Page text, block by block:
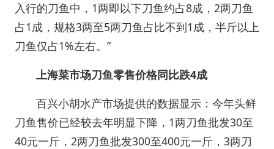
入行的刀鱼中，1两即以下刀鱼约占8成，2两刀鱼
占1成，规格3两至5两刀鱼占比不到1成，半斤以上
刀鱼仅占1%左右。”
上海菜市场刀鱼零售价格同比跌4成
百兴小胡水产市场提供的数据显示：今年头鲜
刀鱼售价已经较去年明显下降，1两刀鱼批发30至
40元一斤，2两刀鱼批发300至400元一斤，3两刀